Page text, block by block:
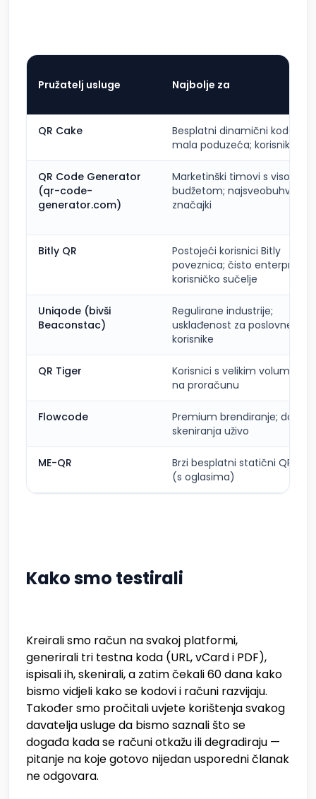
Pružatelj usluge Najbolje za
QR Cake
Besplatni dinamični kodovi za
mala poduzeća; korisnike
QR Code Generator
(qr-code-
generator.com)
Marketinški timovi s visokim
budžetom;
značajki
Bitly QR
Postojeći korisnici Bitly
poveznica; čisto enterprise
korisničko sučelje
Uniqode (bivši
Beaconstac)
Regulirane industrije;
usklađenost za poslovne
korisnike
QR Tiger
Korisnici s velikim
na proračunu
Flowcode
Premium brendiranje;
skeniranja uživo
ME-QR
Brzi besplatni statični QR
(s oglasima)
Kako smo testirali
Kreirali smo račun na svakoj platformi,
generirali tri testna koda (URL, vCard i PDF),
ispisali ih, skenirali, a zatim čekali 60 dana kako
bismo vidjeli kako se kodovi i računi razvijaju.
Također smo pročitali uvjete korištenja svakog
davatelja usluge da bismo saznali što se
događa kada se računi otkažu ili degradiraju —
pitanje na koje gotovo nijedan usporedni članak
ne odgovara.